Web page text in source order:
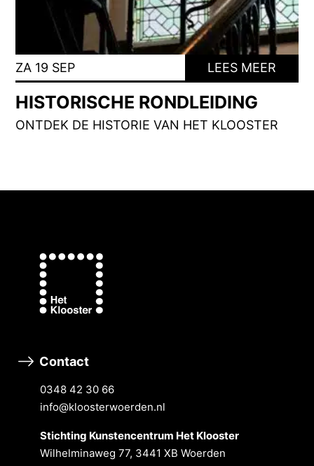
ZA 19 SEP LEES MEER
HISTORISCHE RONDLEIDING
ONTDEK DE HISTORIE VAN HET KLOOSTER
Contact
0348 42 30 66
info@kloosterwoerden.nl
Stichting Kunstencentrum Het Klooster
Wilhelminaweg 77, 3441 XB Woerden